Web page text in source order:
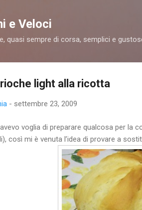
e Veloci
quasi sempre di corsa, semplici e
light alla ricotta
- settembre 23, 2009
voglia di preparare qualcosa per la
così mi è venuta l’idea di provare a